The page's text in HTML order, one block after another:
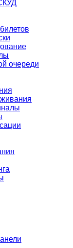
очереди